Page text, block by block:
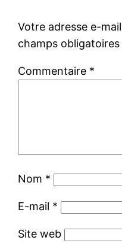
Votre adresse e-
champs
Commentaire *
Nom *
E-mail *
Site web